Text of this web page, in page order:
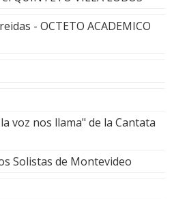
- OCTETO ACADEMICO
voz nos llama" de la Cantata
Solistas de Montevideo